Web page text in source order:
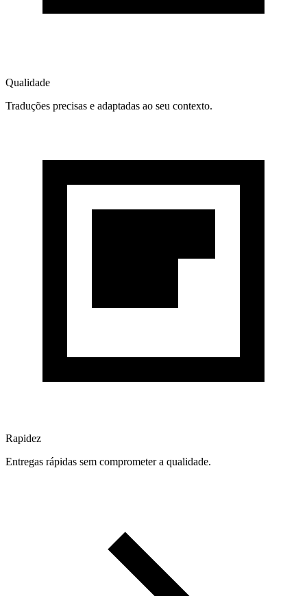
Qualidade
Traduções precisas e adaptadas ao seu contexto.
Rapidez
Entregas rápidas sem comprometer a qualidade.